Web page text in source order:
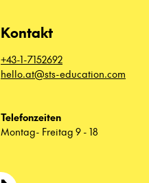
Kontakt
+43-1-7152692
hello.at@sts-education.com
Telefonzeiten
Montag- Freitag 9 - 18